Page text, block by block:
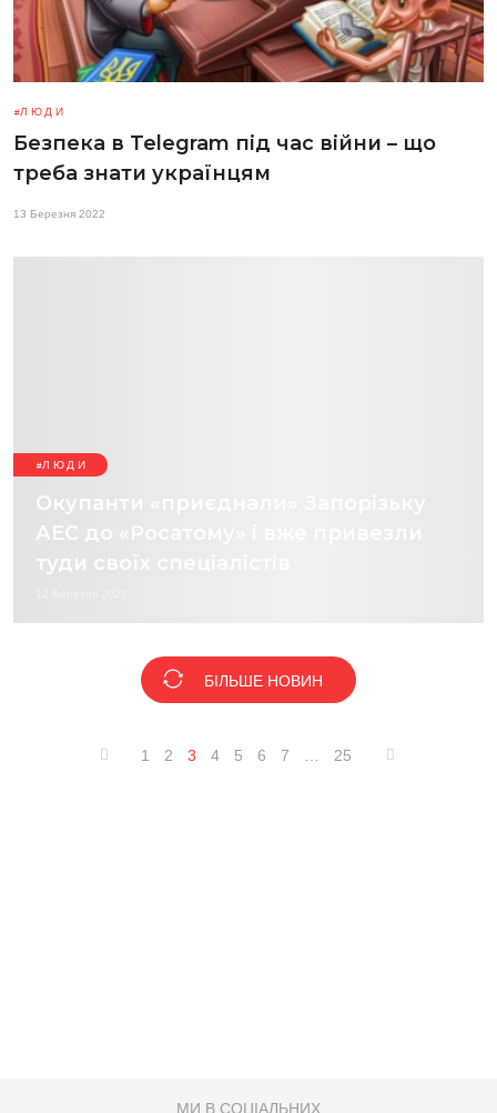
ЛЮДИ
Безпека в Telegram під час війни – що
треба знати українцям
13 Березня 2022
ЛЮДИ
Окупанти «приєднали» Запорізьку
АЕС до «Росатому» і вже привезли
туди своїх спеціалістів
БІЛЬШЕ НОВИН
1 2 3 4 5 6 7 25
МИ В СОЦІАЛЬНИХ